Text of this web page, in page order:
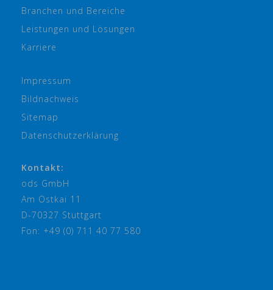
Branchen und Bereiche
Leistungen und Lösungen
Karriere
Impressum
Bildnachweis
Sitemap
Datenschutzerklärung
Kontakt:
ods GmbH
Am Ostkai 11
D-70327 Stuttgart
Fon: +49 (0) 711 40 77 580